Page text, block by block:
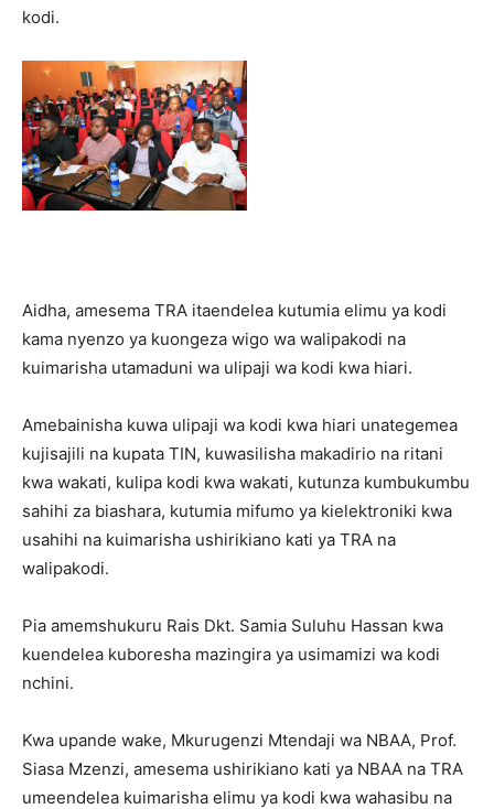
kodi.
Aidha, amesema TRA itaendelea kutumia elimu ya kodi
kama nyenzo ya kuongeza wigo wa walipakodi na
kuimarisha utamaduni wa ulipaji wa kodi kwa hiari.
Amebainisha kuwa ulipaji wa kodi kwa hiari unategemea
kujisajili na kupata TIN, kuwasilisha makadirio na ritani
kwa wakati, kulipa kodi kwa wakati, kutunza kumbukumbu
sahihi za biashara, kutumia mifumo ya kielektroniki kwa
usahihi na kuimarisha ushirikiano kati ya TRA na
walipakodi.
Pia amemshukuru Rais Dkt. Samia Suluhu Hassan kwa
kuendelea kuboresha mazingira ya usimamizi wa kodi
nchini.
Kwa upande wake, Mkurugenzi Mtendaji wa NBAA, Prof.
Siasa Mzenzi, amesema ushirikiano kati ya NBAA na TRA
umeendelea kuimarisha elimu ya kodi kwa wahasibu na